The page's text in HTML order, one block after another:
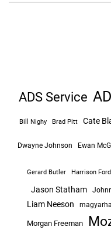
ADS Service
Bill Nighy Brad Pitt Cate
Dwayne Johnson Ewan
Gerard Butler Harrison Ford
Jason Statham
Liam Neeson
Morgan Freeman